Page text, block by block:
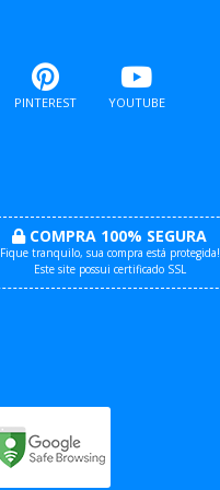
PINTEREST YOUTUBE
COMPRA 100% SEGURA
Fique tranquilo, sua compra está protegida!
Este site possui certificado SSL